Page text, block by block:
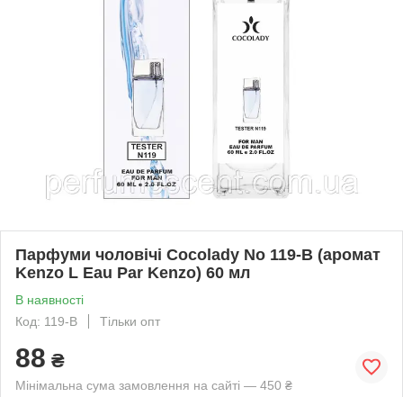
Парфуми чоловічі Cocolady No 119-В (аромат
Kenzo L Eau Par Kenzo) 60 мл
В наявності
Код: 119-В
Тільки опт
88 ₴
Мінімальна сума замовлення на сайті — 450 ₴